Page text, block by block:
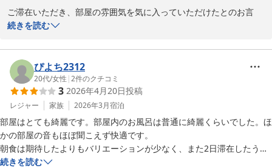
2026-03-12
ご滞在いただき、部屋の雰囲気を気に入っていただけたとのお言
葉、大変嬉しく思います。またのご来館を心よりお待ちしておりま
宿泊支配人
三井ガーデンホテル大阪プレミア
2026-03-11
続きを読む
ぴよち2312
20代/女性 |2件のクチコミ
3 2026年4月20日投稿
レジャー 家族 2026年3月宿泊
部屋はとても綺麗です。部屋内のお風呂は普通に綺麗くらいでした。ほ
かの部屋の音もほぼ聞こえず快適です。
朝食は期待したよりもバリエーションが少なく、また2日滞在したうち
の1日目は使い捨てのおしぼりが置かれていませんでした。
続きを読む